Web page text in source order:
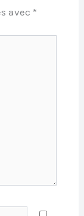
avec *